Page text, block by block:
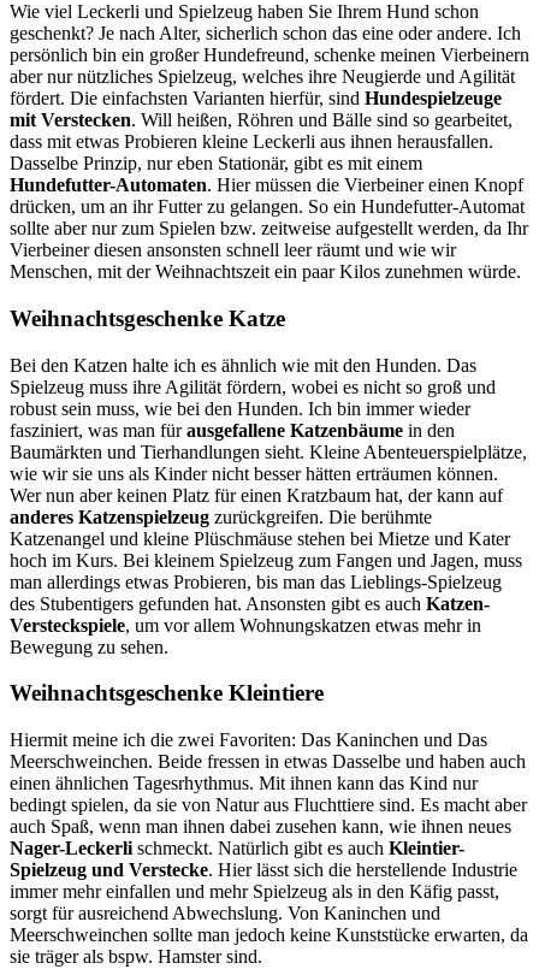
Wie viel Leckerli und Spielzeug haben Sie Ihrem Hund schon
geschenkt? Je nach Alter, sicherlich schon das eine oder andere. Ich
persönlich bin ein großer Hundefreund, schenke meinen Vierbeinern
aber nur nützliches Spielzeug, welches ihre Neugierde und Agilität
fördert. Die einfachsten Varianten hierfür, sind Hundespielzeuge
mit Verstecken. Will heißen, Röhren und Bälle sind so gearbeitet,
dass mit etwas Probieren kleine Leckerli aus ihnen herausfallen.
Dasselbe Prinzip, nur eben Stationär, gibt es mit einem
Hundefutter-Automaten. Hier müssen die Vierbeiner einen Knopf
drücken, um an ihr Futter zu gelangen. So ein Hundefutter-Automat
sollte aber nur zum Spielen bzw. zeitweise aufgestellt werden, da Ihr
Vierbeiner diesen ansonsten schnell leer räumt und wie wir
Menschen, mit der Weihnachtszeit ein paar Kilos zunehmen würde.
Weihnachtsgeschenke Katze
Bei den Katzen halte ich es ähnlich wie mit den Hunden. Das
Spielzeug muss ihre Agilität fördern, wobei es nicht so groß und
robust sein muss, wie bei den Hunden. Ich bin immer wieder
fasziniert, was man fürausgefallene Katzenbäume in den
Baumärkten und Tierhandlungen sieht. Kleine Abenteuerspielplätze,
wie wir sie uns als Kinder nicht besser hätten erträumen können.
Wer nun aber keinen Platz für einen Kratzbaum hat, der kann auf
anderes Katzenspielzeug zurückgreifen. Die berühmte
Katzenangel und kleine Plüschmäuse stehen bei Mietze und Kater
hoch im Kurs. Bei kleinem Spielzeug zum Fangen und Jagen, muss
man allerdings etwas Probieren, bis man das Lieblings-Spielzeug
des Stubentigers gefunden hat. Ansonsten gibt es auch Katzen-
Versteckspiele, um vor allem Wohnungskatzen etwas mehr in
Bewegung zu sehen.
Weihnachtsgeschenke Kleintiere
Hiermit meine ich die zwei Favoriten: Das Kaninchen und Das
Meerschweinchen. Beide fressen in etwas Dasselbe und haben auch
einen ähnlichen Tagesrhythmus. Mit ihnen kann das Kind nur
bedingt spielen, da sie von Natur aus Fluchttiere sind. Es macht aber
auch Spaß, wenn man ihnen dabei zusehen kann, wie ihnen neues
Nager-Leckerli schmeckt. Natürlich gibt es auch Kleintier-
Spielzeug und Verstecke. Hier lässt sich die herstellende Industrie
immer mehr einfallen und mehr Spielzeug als in den Käfig passt,
sorgt für ausreichend Abwechslung. Von Kaninchen und
Meerschweinchen sollte man jedoch keine Kunststücke erwarten, da
sie träger als bspw. Hamster sind.